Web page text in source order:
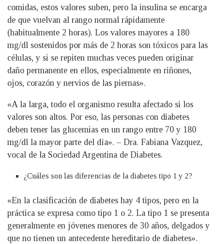
comidas, estos valores suben, pero la insulina se encarga
de que vuelvan al rango normal rápidamente
(habitualmente 2 horas). Los valores mayores a 180
mg/dl sostenidos por más de 2 horas son tóxicos para las
células, y si se repiten muchas veces pueden originar
daño permanente en ellos, especialmente en riñones,
ojos, corazón y nervios de las piernas».
«A la larga, todo el organismo resulta afectado si los
valores son altos. Por eso, las personas con diabetes
deben tener las glucemias en un rango entre 70 y 180
mg/dl la mayor parte del día». – Dra. Fabiana Vazquez,
vocal de la Sociedad Argentina de Diabetes.
¿Cuáles son las diferencias de la diabetes tipo 1 y 2?
«En la clasificación de diabetes hay 4 tipos, pero en la
práctica se expresa como tipo 1 o 2. La tipo 1 se presenta
generalmente en jóvenes menores de 30 años, delgados y
que no tienen un antecedente hereditario de diabetes».